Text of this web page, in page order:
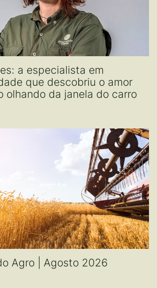
a especialista em
que descobriu o amor
olhando da janela do carro
Agro | Agosto 2026